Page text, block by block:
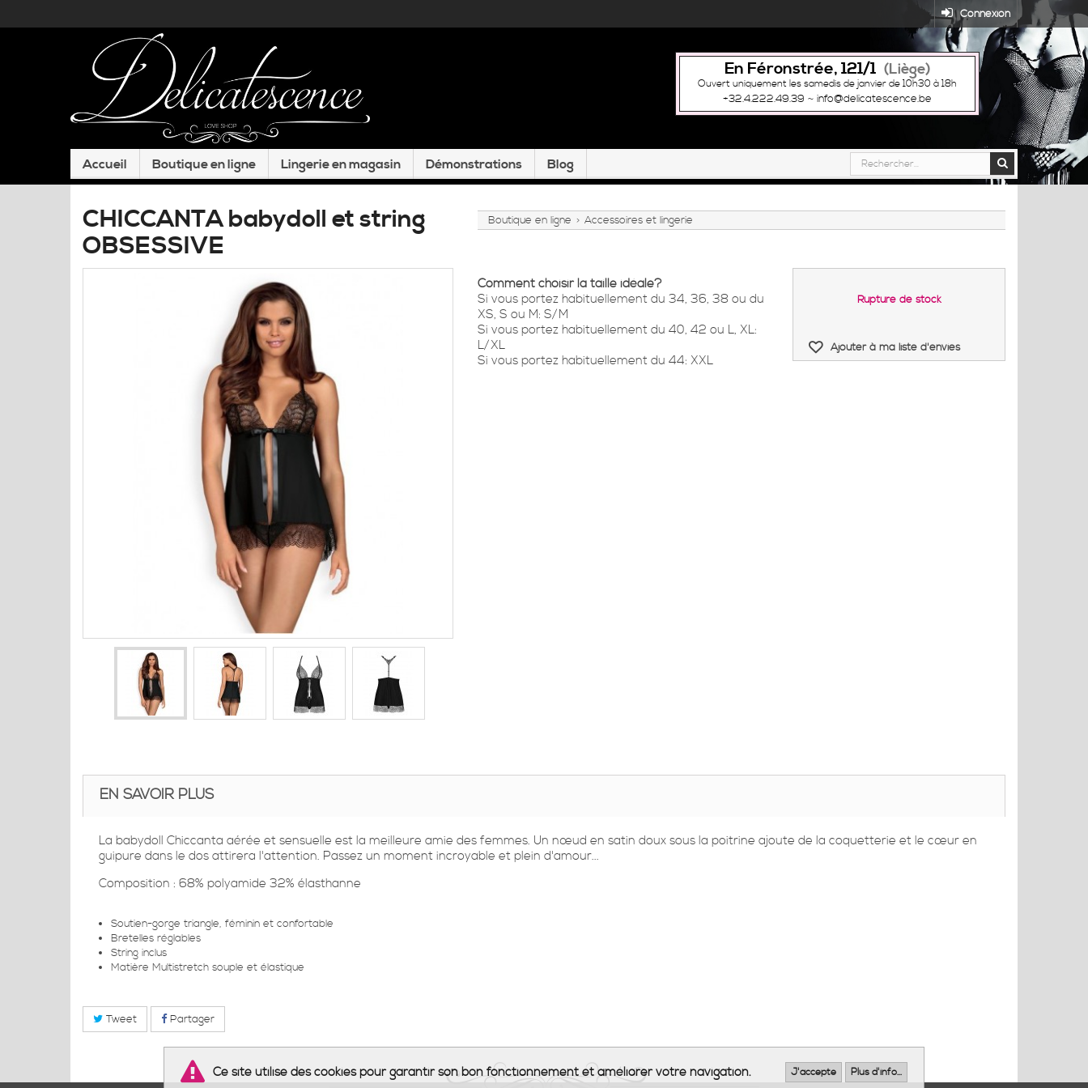
Connexion
En Féronstrée, 121/1 (Liège)
Ouvert uniquement les samedis de janvier de 10h30 à 18h
+32.4.222.49.39 ~ info@delicatescence.be
Accueil Boutique en ligne Lingerie en magasin Démonstrations Blog
CHICCANTA babydoll et string
OBSESSIVE
Boutique en ligne > Accessoires et lingerie
Comment choisir la taille idéale?
Si vous portez habituellement du 34, 36, 38 ou du
XS, S ou M: S/M
Si vous portez habituellement du 40, 42 ou L, XL:
L/XL
Si vous portez habituellement du 44: XXL
Rupture de stock
Ajouter à ma liste d'envies
EN SAVOIR PLUS
La babydoll Chiccanta aérée et sensuelle est la meilleure amie des femmes. Un nœud en satin doux sous la poitrine ajoute de la coquetterie et le cœur en
guipure dans le dos attirera l'attention. Passez un moment incroyable et plein d'amour...
Composition : 68% polyamide 32% élasthanne
Soutien-gorge triangle, féminin et confortable
Bretelles réglables
String inclus
Matière Multistretch souple et élastique
Tweet Partager
Ce site utilise des cookies pour garantir son bon fonctionnement et améliorer votre navigation. J'accepte Plus d'info...